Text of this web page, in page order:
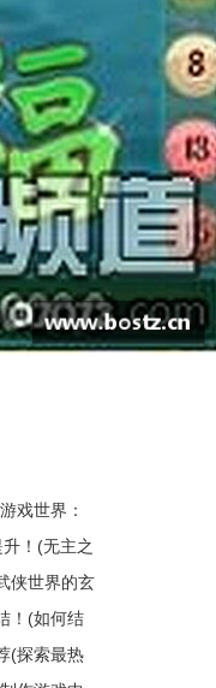
戏世界：
！(无主之
体验获得
侠世界的玄
揭秘武侠
！(如何结
(探索最热